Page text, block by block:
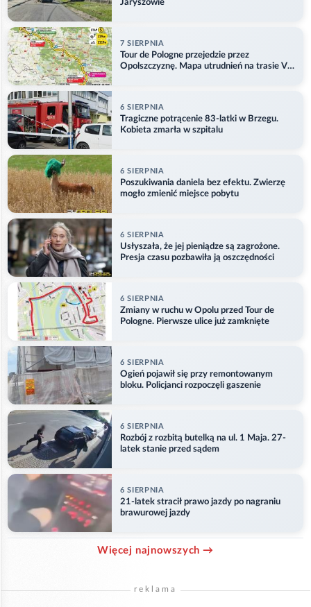
Jaryszowie
7 SIERPNIA
Tour de Pologne przejedzie przez
Opolszczyznę. Mapa utrudnień na trasie V
6 SIERPNIA
Tragiczne potrącenie 83-latki w Brzegu.
Kobieta zmarła w szpitalu
6 SIERPNIA
Poszukiwania daniela bez efektu. Zwierzę
mogło zmienić miejsce pobytu
6 SIERPNIA
Usłyszała, że jej pieniądze są zagrożone.
Presja czasu pozbawiła ją oszczędności
6 SIERPNIA
Zmiany w ruchu w Opolu przed Tour de
Pologne. Pierwsze ulice już zamknięte
6 SIERPNIA
Ogień pojawił się przy remontowanym
bloku. Policjanci rozpoczęli gaszenie
6 SIERPNIA
Rozbój z rozbitą butelką na ul. 1 Maja. 27-
latek stanie przed sądem
6 SIERPNIA
21-latek stracił prawo jazdy po nagraniu
brawurowej jazdy
Więcej najnowszych →
reklama